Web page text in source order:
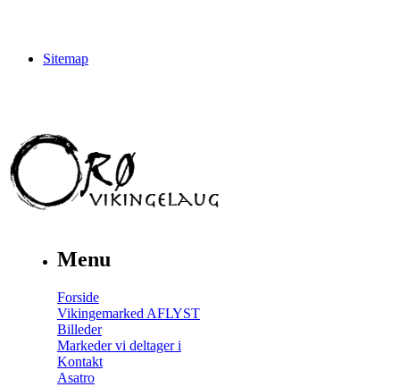
Sitemap
Menu
Forside
Vikingemarked AFLYST
Billeder
Markeder vi deltager i
Kontakt
Asatro